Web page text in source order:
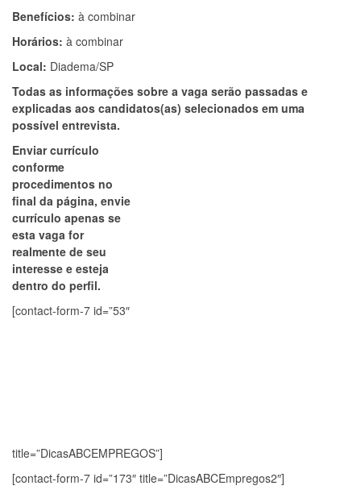
Benefícios: à combinar
Horários: à combinar
Local: Diadema/SP
Todas as informações sobre a vaga serão passadas e
explicadas aos candidatos(as) selecionados em uma
possível entrevista.
Enviar currículo
conforme
procedimentos no
final da página, envie
currículo apenas se
esta vaga for
realmente de seu
interesse e esteja
dentro do perfil.
[contact-form-7 id=”53″
title=”DicasABCEMPREGOS”]
[contact-form-7 id=”173″ title=”DicasABCEmpregos2″]